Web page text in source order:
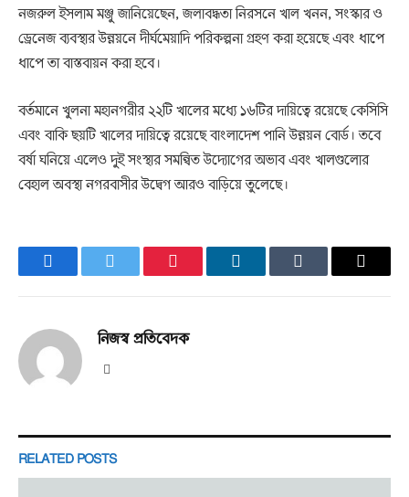
নজরুল ইসলাম মঞ্জু জানিয়েছেন, জলাবদ্ধতা নিরসনে খাল খনন, সংস্কার ও
ড্রেনেজ ব্যবস্থার উন্নয়নে দীর্ঘমেয়াদি পরিকল্পনা গ্রহণ করা হয়েছে এবং ধাপে
ধাপে তা বাস্তবায়ন করা হবে।
বর্তমানে খুলনা মহানগরীর ২২টি খালের মধ্যে ১৬টির দায়িত্বে রয়েছে কেসিসি
এবং বাকি ছয়টি খালের দায়িত্বে রয়েছে বাংলাদেশ পানি উন্নয়ন বোর্ড। তবে
বর্ষা ঘনিয়ে এলেও দুই সংস্থার সমন্বিত উদ্যোগের অভাব এবং খালগুলোর
বেহাল অবস্থা নগরবাসীর উদ্বেগ আরও বাড়িয়ে তুলেছে।
FacebookTwitter PinterestLinkedInTumblr Email
নিজস্ব প্রতিবেদক
RELATED POSTS